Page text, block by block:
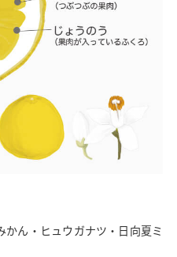
かん・ヒュウガナツ・日向夏ミ